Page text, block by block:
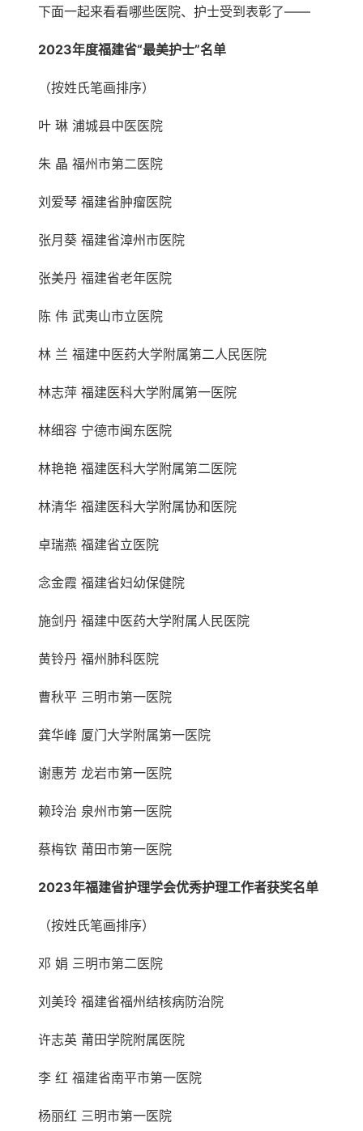
下面一起来看看哪些医院、护士受到表彰了——
2023年度福建省“最美护士”名单
（按姓氏笔画排序）
叶 琳 浦城县中医医院
朱 晶 福州市第二医院
刘爱琴 福建省肿瘤医院
张月葵 福建省漳州市医院
张美丹 福建省老年医院
陈 伟 武夷山市立医院
林 兰 福建中医药大学附属第二人民医院
林志萍 福建医科大学附属第一医院
林细容 宁德市闽东医院
林艳艳 福建医科大学附属第二医院
林清华 福建医科大学附属协和医院
卓瑞燕 福建省立医院
念金霞 福建省妇幼保健院
施剑丹 福建中医药大学附属人民医院
黄铃丹 福州肺科医院
曹秋平 三明市第一医院
龚华峰 厦门大学附属第一医院
谢惠芳 龙岩市第一医院
赖玲治 泉州市第一医院
蔡梅钦 莆田市第一医院
2023年福建省护理学会优秀护理工作者获奖名单
（按姓氏笔画排序）
邓 娟 三明市第二医院
刘美玲 福建省福州结核病防治院
许志英 莆田学院附属医院
李 红 福建省南平市第一医院
杨丽红 三明市第一医院